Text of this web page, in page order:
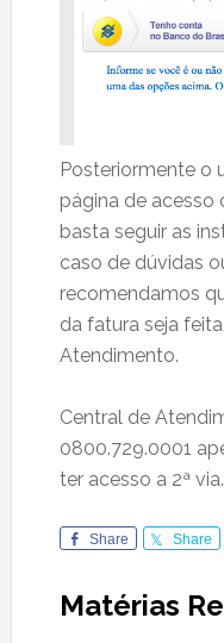
Posteriormente o
página de acesso
basta seguir as
caso de dúvidas
recomendamos
da fatura seja
Atendimento.
Central de
0800.729.0001
ter acesso a 2ª via.
Share Share
Matérias